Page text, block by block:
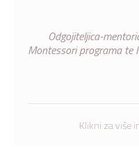
Odgojiteljica-
Montessori programa te
Klikni za više